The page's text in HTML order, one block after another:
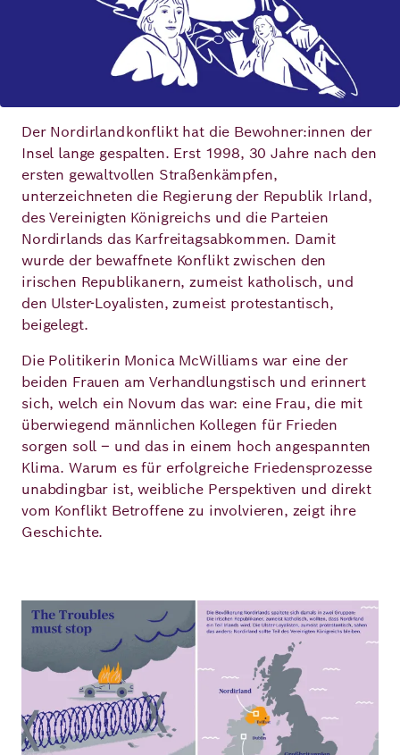
Veranstaltungen
Robert
Bosch
Academy
Deutsch Englisch
Ukraine
Der Nordirlandkonflikt hat die Bewohner:innen der
Insel lange gespalten. Erst 1998, 30 Jahre nach den
ersten gewaltvollen Straßenkämpfen,
unterzeichneten die Regierung der Republik Irland,
des Vereinigten Königreichs und die Parteien
Nordirlands das Karfreitagsabkommen. Damit
wurde der bewaffnete Konflikt zwischen den
irischen Republikanern, zumeist katholisch, und
den Ulster-Loyalisten, zumeist protestantisch,
beigelegt.
Die Politikerin Monica McWilliams war eine der
beiden Frauen am Verhandlungstisch und erinnert
sich, welch ein Novum das war: eine Frau, die mit
überwiegend männlichen Kollegen für Frieden
sorgen soll – und das in einem hoch angespannten
Klima. Warum es für erfolgreiche Friedensprozesse
unabdingbar ist, weibliche Perspektiven und direkt
vom Konflikt Betroffene zu involvieren, zeigt ihre
Geschichte.
Bild